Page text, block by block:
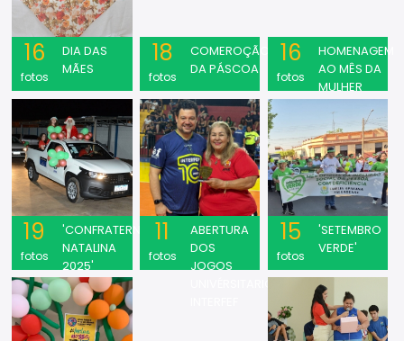
16
fotos
DIA DAS
MÃES
18
fotos
COMEROÇÃO
DA PÁSCOA
16
fotos
HOMENAGEM
AO MÊS DA
MULHER
19
fotos
'CONFRATERNIZAÇÃO
NATALINA
2025'
11
fotos
ABERTURA
DOS
JOGOS
15
fotos
'SETEMBRO
VERDE'